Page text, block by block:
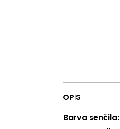
OPIS
Barva senčila